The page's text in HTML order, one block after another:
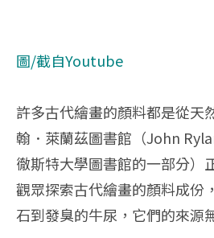
圖/截自Youtube
許多古代繪畫的顏料都是從天
翰．萊蘭茲圖書館（John
徹斯特大學圖書館的一部分）
觀眾探索古代繪畫的顏料成份
石到發臭的牛尿，它們的來源